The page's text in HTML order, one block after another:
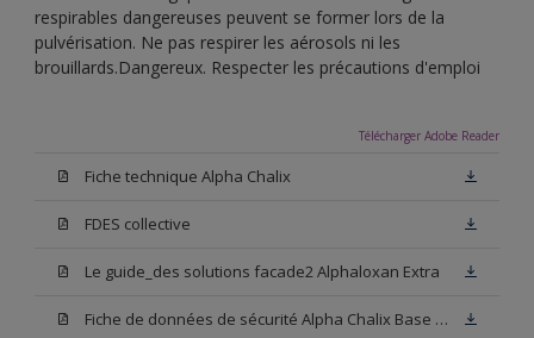
respirables dangereuses peuvent se former lors de la
pulvérisation. Ne pas respirer les aérosols ni les
brouillards.Dangereux. Respecter les précautions d'emploi
Télécharger Adobe Reader
Fiche technique Alpha Chalix
FDES collective
Le guide_des solutions facade2 Alphaloxan Extra
Fiche de données de sécurité Alpha Chalix Base W05